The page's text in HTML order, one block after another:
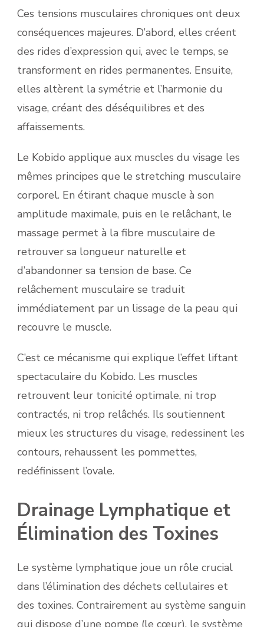
Ces tensions musculaires chroniques ont deux
conséquences majeures. D’abord, elles créent
des rides d’expression qui, avec le temps, se
transforment en rides permanentes. Ensuite,
elles altèrent la symétrie et l’harmonie du
visage, créant des déséquilibres et des
affaissements.
Le Kobido applique aux muscles du visage les
mêmes principes que le stretching musculaire
corporel. En étirant chaque muscle à son
amplitude maximale, puis en le relâchant, le
massage permet à la fibre musculaire de
retrouver sa longueur naturelle et
d’abandonner sa tension de base. Ce
relâchement musculaire se traduit
immédiatement par un lissage de la peau qui
recouvre le muscle.
C’est ce mécanisme qui explique l’effet liftant
spectaculaire du Kobido. Les muscles
retrouvent leur tonicité optimale, ni trop
contractés, ni trop relâchés. Ils soutiennent
mieux les structures du visage, redessinent les
contours, rehaussent les pommettes,
redéfinissent l’ovale.
Drainage Lymphatique et
Élimination des Toxines
Le système lymphatique joue un rôle crucial
dans l’élimination des déchets cellulaires et
des toxines. Contrairement au système sanguin
qui dispose d’une pompe (le cœur), le système